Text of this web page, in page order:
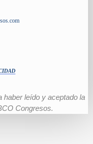
Al enviar el formulario usted manifiesta haber leído y aceptado la
Congresos.